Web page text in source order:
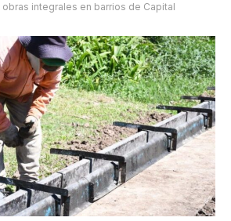
obras integrales en barrios de Capital